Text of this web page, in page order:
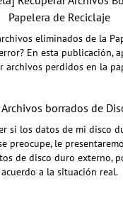
Papelera de Reciclaje
eliminados de la
En esta publicación,
archivos perdidos en la
Archivos borrados de
si los datos de mi disco
preocupe, le
de disco duro externo,
acuerdo a la situación real.